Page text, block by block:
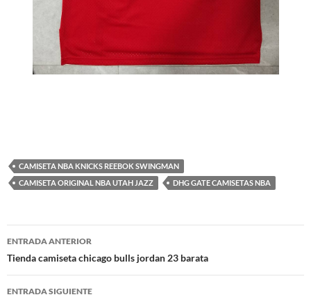
CAMISETA NBA KNICKS REEBOK SWINGMAN
CAMISETA ORIGINAL NBA UTAH JAZZ
DHG GATE CAMISETAS NBA
Navegación
de
entradas
ENTRADA ANTERIOR
Tienda camiseta chicago bulls jordan 23 barata
ENTRADA SIGUIENTE